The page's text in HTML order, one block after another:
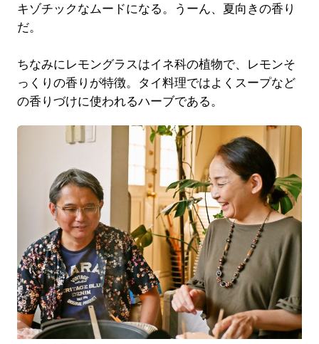
キゾチックなムードになる。うーん、夏向きの香り
だ。
ちなみにレモングラスはイネ科の植物で、レモンそ
っくりの香りが特徴。タイ料理ではよくスープなど
の香りづけに使われるハーブである。